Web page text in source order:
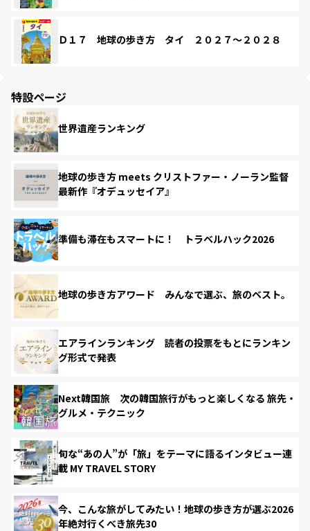
Ｄ１７ 地球の歩き方 タイ ２０２７～２０２８
特設ページ
世界遺産ランキング
地球の歩き方 meets クリストファー・ノーラン監督
最新作『オデュッセイア』
準備も滞在もスマートに！ トラベルハック2026
地球の歩き方アワード みんなで選ぶ、旅のベスト。
エアラインランキング 読者の投票をもとにランキン
グ形式で発表
Next韓国旅 次の韓国旅行がもっと楽しくなる 旅先・
グルメ・テクニック
旬な“あの人”が「旅」をテーマに語るインタビュー連
載 MY TRAVEL STORY
今、こんな旅がしてみたい！地球の歩き方が選ぶ2026
年絶対行くべき旅先30